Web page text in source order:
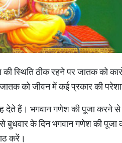
की स्थिति ठीक रहने पर जातक को
को जीवन में कई प्रकार की
देते हैं। भगवान गणेश की पूजा करने
से बुधवार के दिन भगवान गणेश की
करें।